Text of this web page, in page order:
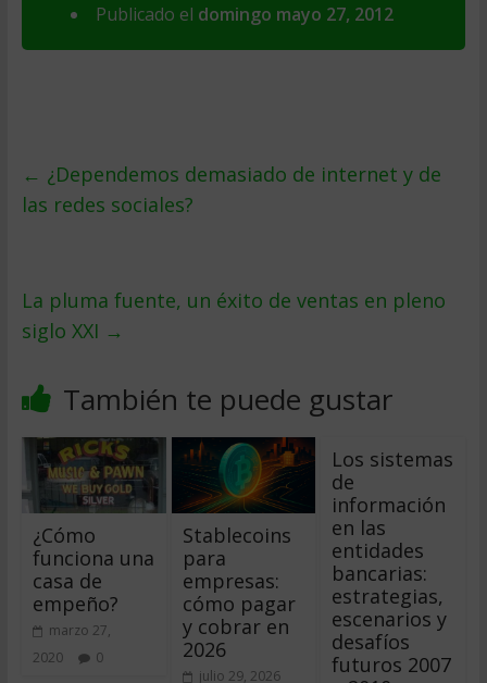
Publicado el domingo mayo 27, 2012
← ¿Dependemos demasiado de internet y de
las redes sociales?
La pluma fuente, un éxito de ventas en pleno
siglo XXI →
También te puede gustar
¿Cómo
funciona una
casa de
empeño?
marzo 27,
2020
0
Stablecoins
para
empresas:
cómo pagar
y cobrar en
2026
julio 29, 2026
Los sistemas
de
información
en las
entidades
bancarias:
estrategias,
escenarios y
desafíos
futuros 2007